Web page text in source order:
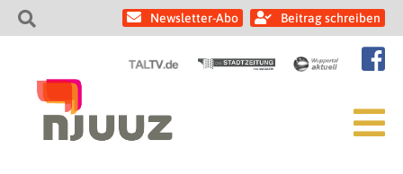
Newsletter-Abo Beitrag schreiben